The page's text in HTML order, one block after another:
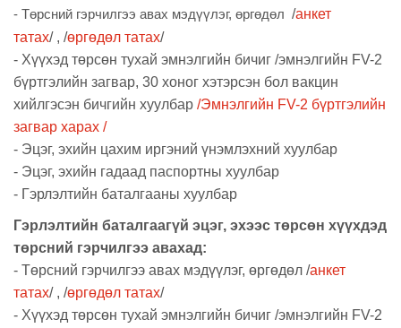
- Төрсний гэрчилгээ авах мэдүүлэг, өргөдөл /анкет
татах/ , /өргөдөл татах/
- Хүүхэд төрсөн тухай эмнэлгийн бичиг /эмнэлгийн FV-2
бүртгэлийн загвар, 30 хоног хэтэрсэн бол вакцин
хийлгэсэн бичгийн хуулбар /Эмнэлгийн FV-2 бүртгэлийн
загвар харах /
- Эцэг, эхийн цахим иргэний үнэмлэхний хуулбар
- Эцэг, эхийн гадаад паспортны хуулбар
- Гэрлэлтийн баталгааны хуулбар
Гэрлэлтийн баталгаагүй эцэг, эхээс төрсөн хүүхдэд
төрсний гэрчилгээ авахад:
- Төрсний гэрчилгээ авах мэдүүлэг, өргөдөл /анкет
татах/ , /өргөдөл татах/
- Хүүхэд төрсөн тухай эмнэлгийн бичиг /эмнэлгийн FV-2